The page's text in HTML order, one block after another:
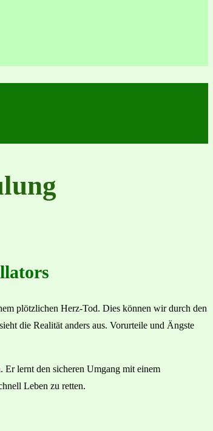
plötzlichen Herz-Tod. Dies können wir durch den
die Realität anders aus. Vorurteile und Ängste
lernt den sicheren Umgang mit einem
Leben zu retten.